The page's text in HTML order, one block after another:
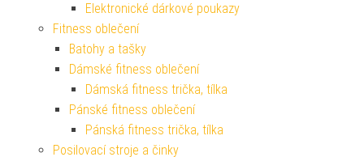
Elektronické dárkové poukazy
Fitness oblečení
Batohy a tašky
Dámské fitness oblečení
Dámská fitness trička, tílka
Pánské fitness oblečení
Pánská fitness trička, tílka
Posilovací stroje a činky